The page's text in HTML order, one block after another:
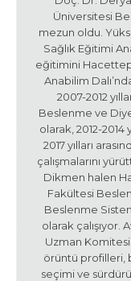
Üniversitesi
mezun oldu.
Sağlık Eğitimi
eğitimini
Anabilim
2007-2012
Beslenme ve
olarak, 2012-2014
2017 yılları
çalışmalarını
Dikmen halen
Fakültesi
Beslenme
olarak çalışıyor.
Uzman
örüntü profilleri,
seçimi ve